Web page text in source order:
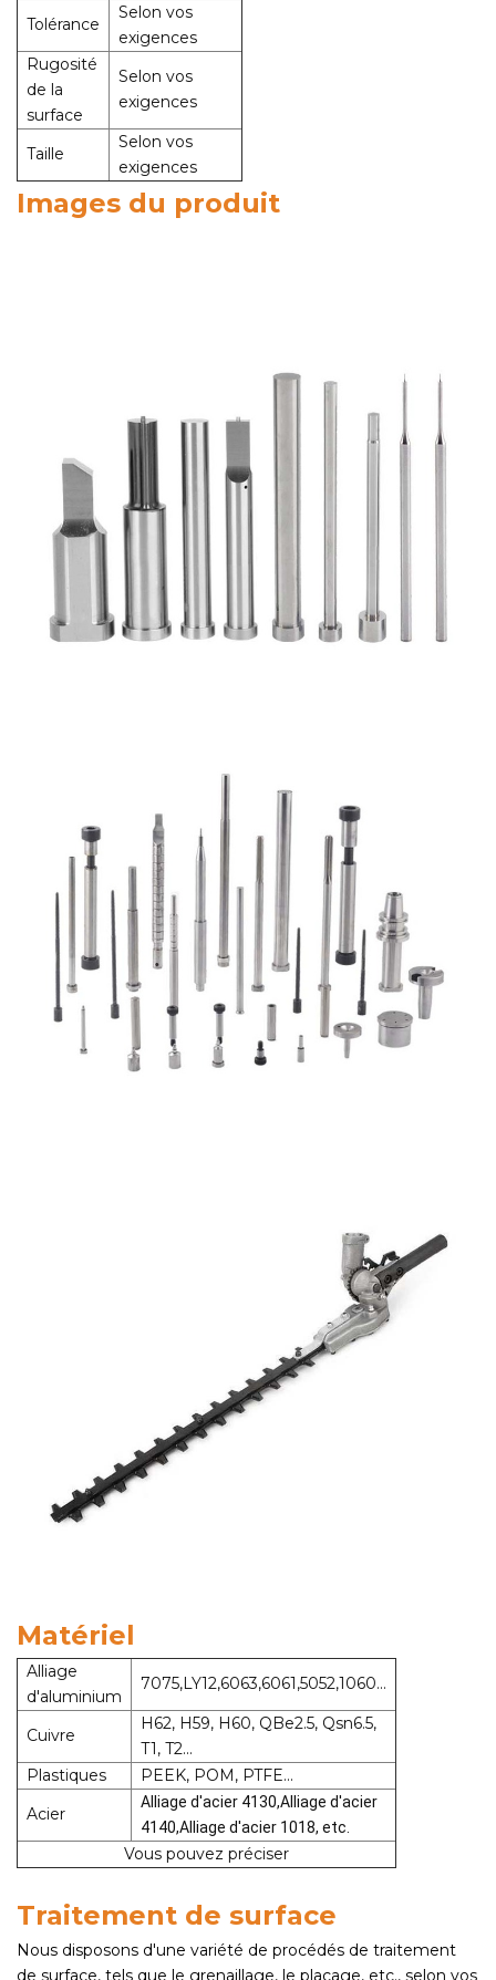
Tolérance
Selon vos
exigences
Rugosité
de la
surface
Selon vos
exigences
Taille
Selon vos
exigences
Images du produit
Matériel
Alliage
d'aluminium
7075,LY12,6063,6061,5052,1060...
Cuivre
H62, H59, H60, QBe2.5, Qsn6.5,
T1, T2...
Plastiques
PEEK, POM, PTFE...
Acier
Alliage d'acier 4130,Alliage d'acier
4140,Alliage d'acier 1018, etc.
Vous pouvez préciser
Traitement de surface
Nous disposons d'une variété de procédés de traitement
de surface, tels que le grenaillage, le placage, etc., selon vos